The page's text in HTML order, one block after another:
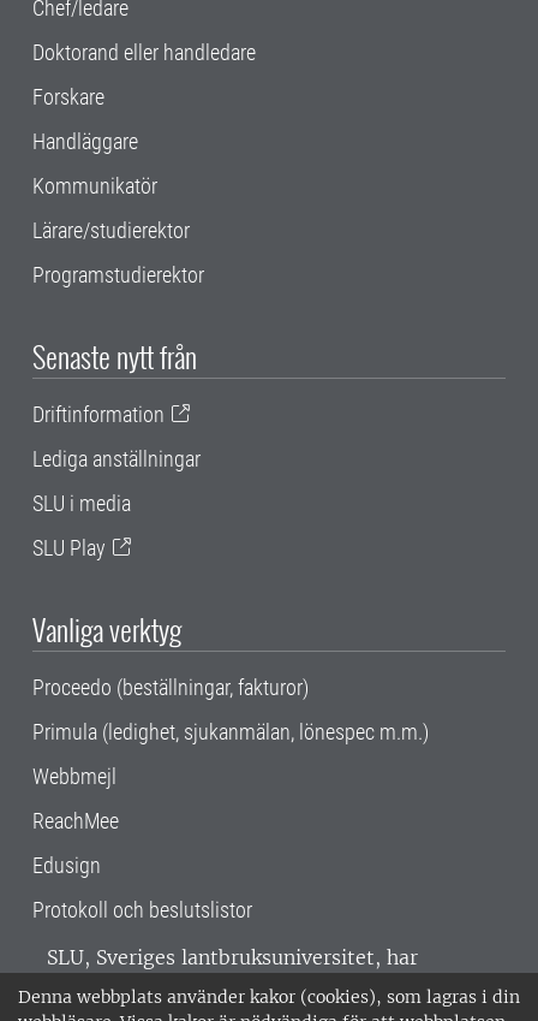
Denna webbplats använder kakor (cookies), som lagras i din
Chef/ledare
Doktorand eller handledare
Forskare
Handläggare
Kommunikatör
Lärare/studierektor
Programstudierektor
Senaste nytt från
Driftinformation
Lediga anställningar
SLU i media
SLU Play
Vanliga verktyg
Proceedo (beställningar, fakturor)
Primula (ledighet, sjukanmälan, lönespec m.m.)
Webbmejl
ReachMee
Edusign
Protokoll och beslutslistor
SLU, Sveriges lantbruksuniversitet, har
verksamhet över hela Sverige. Huvudorter är
Alnarp, Uppsala och Umeå.SLU är